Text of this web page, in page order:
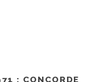
: CONCORDE